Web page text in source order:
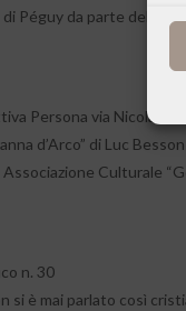
Péguy da parte della
Persona via Nicola
d’Arco” di Luc Besson
Culturale
n. 30
si è mai parlato così